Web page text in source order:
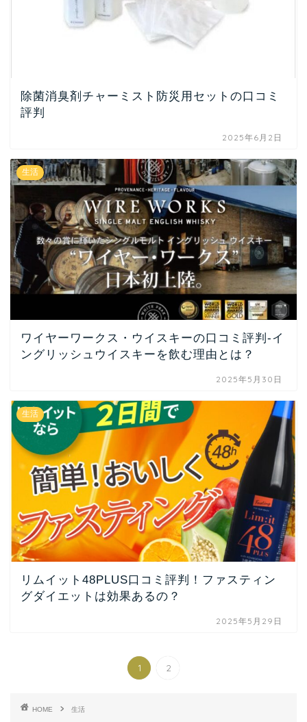
除菌消臭剤チャーミスト防災用セットの口コミ
評判
2025年6月2日
生活
ワイヤーワークス・ウイスキーの口コミ評判-イ
ングリッシュウイスキーを飲む理由とは？
2025年5月30日
生活
リムイット48PLUS口コミ評判！ファスティン
グダイエットは効果あるの？
2025年5月29日
1 2
HOME 生活